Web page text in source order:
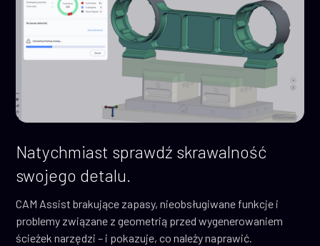
Natychmiast sprawdź skrawalność
swojego detalu.
CAM Assist brakujące zapasy, nieobsługiwane funkcje i
problemy związane z geometrią przed wygenerowaniem
ścieżek narzędzi – i pokazuje, co należy naprawić.